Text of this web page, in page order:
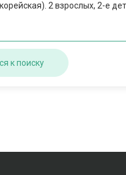
2 взрослых, 2-е
к поиску